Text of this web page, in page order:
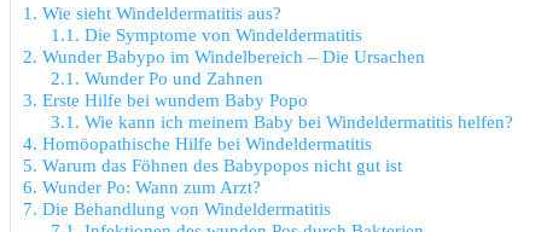
1. Wie sieht Windeldermatitis aus?
1.1. Die Symptome von Windeldermatitis
2. Wunder Babypo im Windelbereich – Die Ursachen
2.1. Wunder Po und Zahnen
3. Erste Hilfe bei wundem Baby Popo
3.1. Wie kann ich meinem Baby bei Windeldermatitis helfen?
4. Homöopathische Hilfe bei Windeldermatitis
5. Warum das Föhnen des Babypopos nicht gut ist
6. Wunder Po: Wann zum Arzt?
7. Die Behandlung von Windeldermatitis